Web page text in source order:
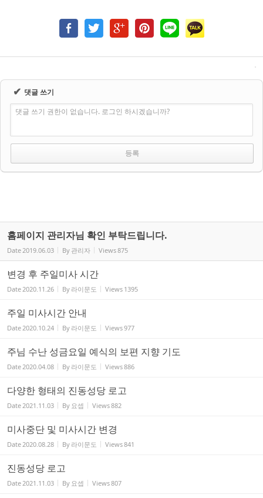
✔ 댓글 쓰기
댓글 쓰기 권한이 없습니다. 로그인 하시겠습니까?
홈페이지 관리자님 확인 부탁드립니다.
Date2019.06.03 By 관리자 Views875
변경 후 주일미사 시간
Date2020.11.26 By 라이문도 Views 1395
주일 미사시간 안내
Date2020.10.24 By 라이문도 Views977
주님 수난 성금요일 예식의 보편 지향 기도
Date2020.04.08 By 라이문도 Views886
다양한 형태의 진동성당 로고
Date2021.11.03 By 요셉 Views882
미사중단 및 미사시간 변경
Date2020.08.28 By 라이문도 Views841
진동성당 로고
Date2021.11.03 By 요셉 Views807